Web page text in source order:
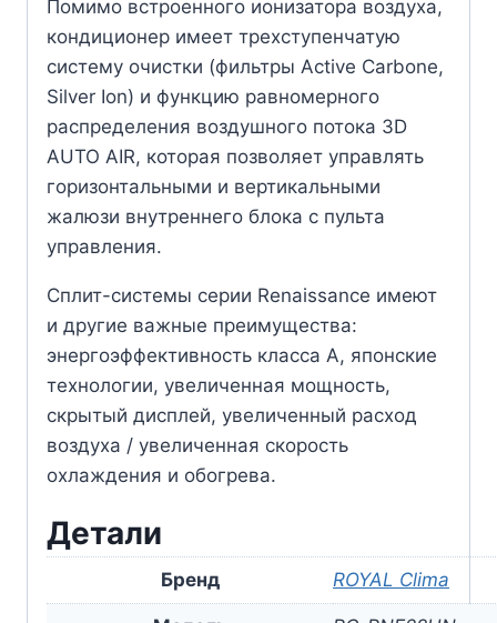
Помимо встроенного ионизатора воздуха,
кондиционер имеет трехступенчатую
систему очистки (фильтры Active Carbone,
Silver Ion) и функцию равномерного
распределения воздушного потока 3D
AUTO AIR, которая позволяет управлять
горизонтальными и вертикальными
жалюзи внутреннего блока с пульта
управления.
Сплит-системы серии Renaissance имеют
и другие важные преимущества:
энергоэффективность класса А, японские
технологии, увеличенная мощность,
скрытый дисплей, увеличенный расход
воздуха / увеличенная скорость
охлаждения и обогрева.
Детали
Бренд ROYAL Clima